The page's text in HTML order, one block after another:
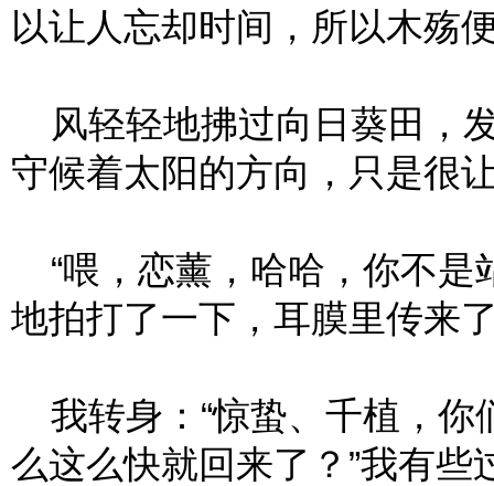
以让人忘却时间，所以木殇
风轻轻地拂过向日葵田，
守候着太阳的方向，只是很
“喂，恋薰，哈哈，你不是
地拍打了一下，耳膜里传来
我转身：“惊蛰、千植，你
么这么快就回来了？”我有